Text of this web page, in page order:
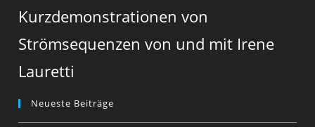
Kurzdemonstrationen von
Strömsequenzen von und mit Irene
Lauretti
Neueste Beiträge